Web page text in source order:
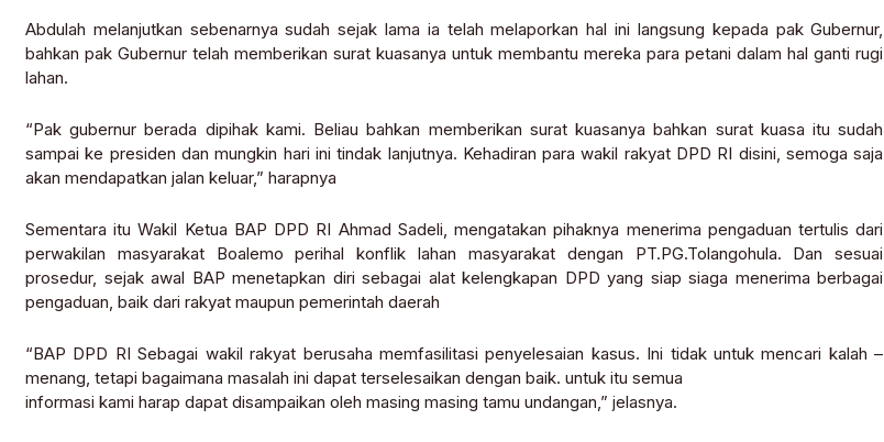
Abdulah melanjutkan sebenarnya sudah sejak lama ia telah melaporkan hal ini langsung kepada pak Gubernur,
bahkan pak Gubernur telah memberikan surat kuasanya untuk membantu mereka para petani dalam hal ganti rugi
lahan.
“Pak gubernur berada dipihak kami. Beliau bahkan memberikan surat kuasanya bahkan surat kuasa itu sudah
sampai ke presiden dan mungkin hari ini tindak lanjutnya. Kehadiran para wakil rakyat DPD RI disini, semoga saja
akan mendapatkan jalan keluar,” harapnya
Sementara itu Wakil Ketua BAP DPD RI Ahmad Sadeli, mengatakan pihaknya menerima pengaduan tertulis dari
perwakilan masyarakat Boalemo perihal konflik lahan masyarakat dengan PT.PG.Tolangohula. Dan sesuai
prosedur, sejak awal BAP menetapkan diri sebagai alat kelengkapan DPD yang siap siaga menerima berbagai
pengaduan, baik dari rakyat maupun pemerintah daerah
“BAP DPD RI Sebagai wakil rakyat berusaha memfasilitasi penyelesaian kasus. Ini tidak untuk mencari kalah –
menang, tetapi bagaimana masalah ini dapat terselesaikan dengan baik. untuk itu semua
informasi kami harap dapat disampaikan oleh masing masing tamu undangan,” jelasnya.